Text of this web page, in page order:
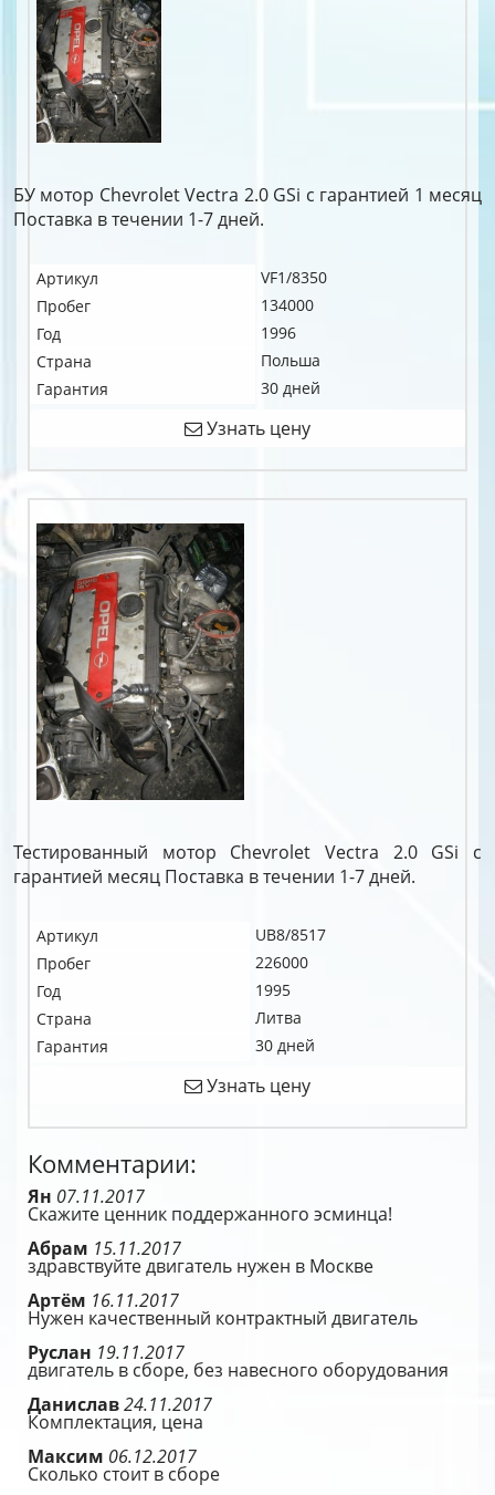
БУ мотор Chevrolet Vectra 2.0 GSi c гарантией 1 месяц
Поставка в течении 1-7 дней.
Артикул
VF1/8350
Пробег
134000
Год
1996
Страна
Польша
Гарантия
30 дней
Узнать цену
Тестированный мотор Chevrolet Vectra 2.0 GSi c
гарантией месяц Поставка в течении 1-7 дней.
Артикул
UB8/8517
Пробег
226000
Год
1995
Страна
Литва
Гарантия
30 дней
Узнать цену
Комментарии:
Ян 07.11.2017
Скажите ценник поддержанного эсминца!
Абрам 15.11.2017
здравствуйте двигатель нужен в Москве
Артём 16.11.2017
Нужен качественный контрактный двигатель
Руслан 19.11.2017
двигатель в сборе, без навесного оборудования
Данислав24.11.2017
Комплектация, цена
Максим 06.12.2017
Сколько стоит в сборе